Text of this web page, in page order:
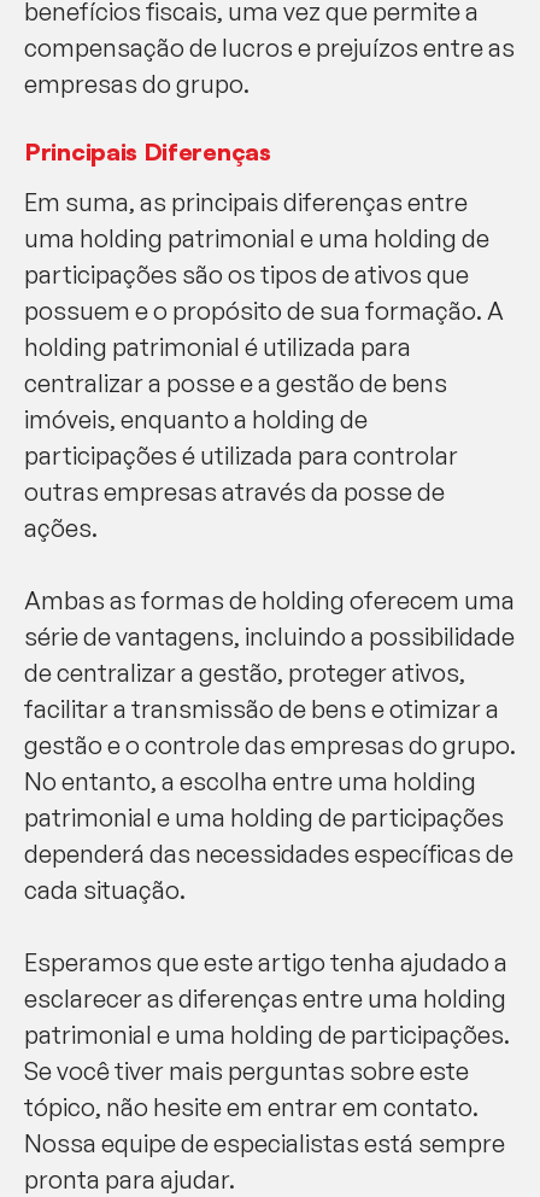
benefícios fiscais, uma vez que permite a
compensação de lucros e prejuízos entre as
empresas do grupo.
Principais Diferenças
Em suma, as principais diferenças entre
uma holding patrimonial e uma holding de
participações são os tipos de ativos que
possuem e o propósito de sua formação. A
holding patrimonial é utilizada para
centralizar a posse e a gestão de bens
imóveis, enquanto a holding de
participações é utilizada para controlar
outras empresas através da posse de
ações.
Ambas as formas de holding oferecem uma
série de vantagens, incluindo a possibilidade
de centralizar a gestão, proteger ativos,
facilitar a transmissão de bens e otimizar a
gestão e o controle das empresas do grupo.
No entanto, a escolha entre uma holding
patrimonial e uma holding de participações
dependerá das necessidades específicas de
cada situação.
Esperamos que este artigo tenha ajudado a
esclarecer as diferenças entre uma holding
patrimonial e uma holding de participações.
Se você tiver mais perguntas sobre este
tópico, não hesite em entrar em contato.
Nossa equipe de especialistas está sempre
pronta para ajudar.